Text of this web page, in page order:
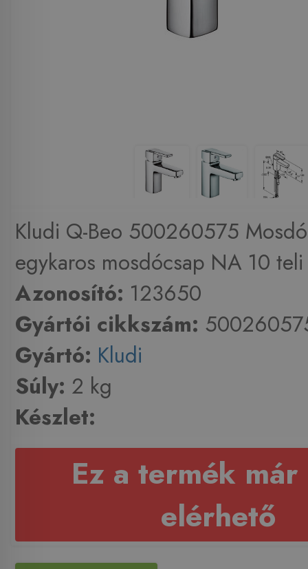
Kludi Q-Beo 500260575
egykaros mosdócsap NA 10
Azonosító: 123650
Gyártói cikkszám:
Gyártó: Kludi
Súly: 2 kg
Készlet:
Ez a termék már
elérhető